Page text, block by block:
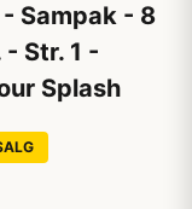
Sampak - 8
Str. 1 -
Splash